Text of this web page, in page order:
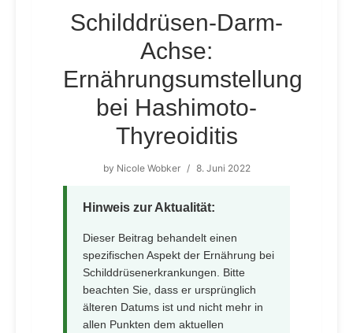
Schilddrüsen-Darm-
Achse:
Ernährungsumstellung
bei Hashimoto-
Thyreoiditis
by Nicole Wobker / 8. Juni 2022
Hinweis zur Aktualität:
Dieser Beitrag behandelt einen
spezifischen Aspekt der Ernährung bei
Schilddrüsenerkrankungen. Bitte
beachten Sie, dass er ursprünglich
älteren Datums ist und nicht mehr in
allen Punkten dem aktuellen